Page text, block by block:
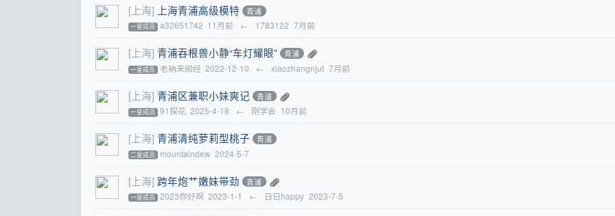
[上海] 上海青浦高级模特 青浦
一星成员 a32651742 11月前 ← 1783122 7月前
[上海] 青浦吞根兽小静“车灯耀眼” 青浦
一星成员 老衲来阅经 2022-12-10 ← xiaozhangnjut 7月前
[上海] 青浦区兼职小妹爽记 青浦
一星成员 91探花 2025-4-18 ← 刚学会 10月前
[上海] 青浦清纯萝莉型桃子 青浦
二星成员 mountaindew 2024-5-7
[上海] 跨年炮艹嫩妹带劲 青浦
一星成员 2023你好啊 2023-1-1 ← 日日happy 2023-7-5